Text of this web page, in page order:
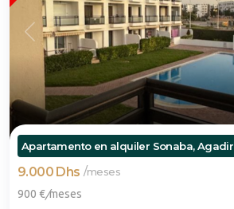
Apartamento en alquiler Sonaba, Agadir
9.000 Dhs /meses
900 €/meses